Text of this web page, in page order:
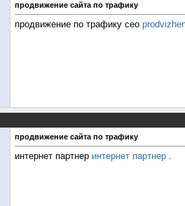
продвижение сайта по трафику
продвижение по трафику сео
продвижение сайта по трафику
интернет партнер интернет партнер .